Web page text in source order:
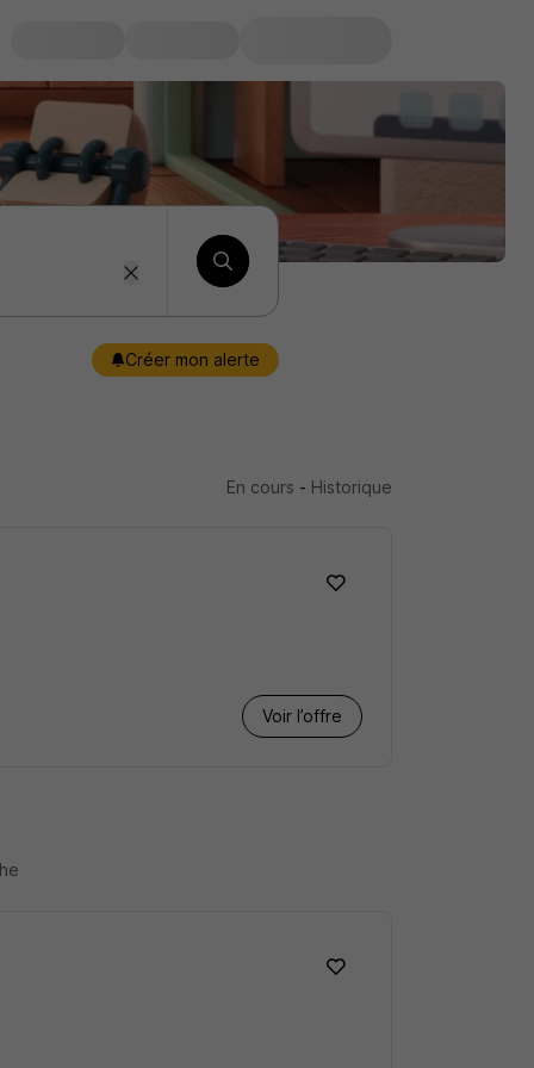
Créer mon alerte
En cours - Historique
Voir l’offre